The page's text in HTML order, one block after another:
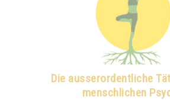
Die ausserordentliche
menschlichen